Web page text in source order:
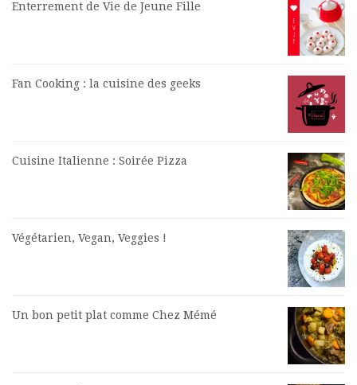
Enterrement de Vie de Jeune Fille
Fan Cooking : la cuisine des geeks
Cuisine Italienne : Soirée Pizza
Végétarien, Vegan, Veggies !
Un bon petit plat comme Chez Mémé